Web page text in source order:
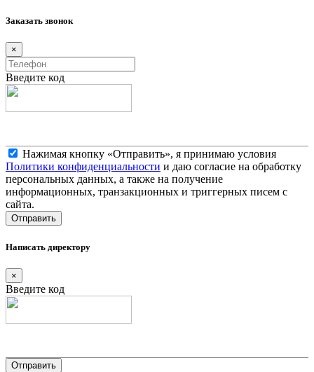
Заказать звонок
×
Введите код
Нажимая кнопку «Отправить», я принимаю условия
Политики конфиденциальности и даю согласие на обработку
персональных данных, а также на получение
информационных, транзакционных и триггерных писем с
сайта.
Написать директору
×
Введите код